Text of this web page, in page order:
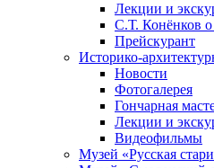
Лекции и
С.Т. Конёнков
Прейскурант
Историко-
Новости
Фотогалерея
Гончарная
Лекции и
Видеофильмы
Музей «Русская